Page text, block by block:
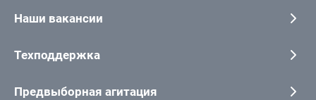
Наши вакансии
Техподдержка
Предвыборная агитация